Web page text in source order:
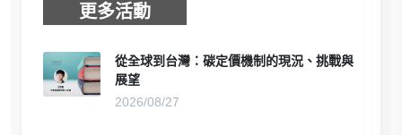
更多活動
從全球到台灣：碳定價機制的現況、挑戰與
展望
2026/08/27